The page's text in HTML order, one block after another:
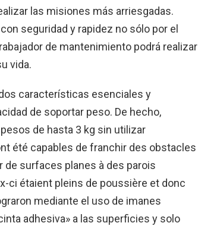
las misiones más arriesgadas.
seguridad y rapidez no sólo por el
de mantenimiento podrá realizar
vida.
características esenciales y
de soportar peso. De hecho,
de hasta 3 kg sin utilizar
été capables de franchir des obstacles
de surfaces planes à des parois
ci étaient pleins de poussière et donc
mediante el uso de imanes
adhesiva» a las superficies y solo